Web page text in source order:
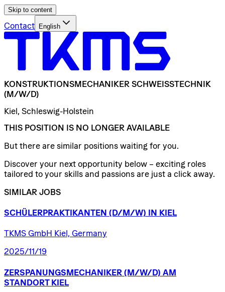
Skip to content
Contact English
KONSTRUKTIONSMECHANIKER SCHWEISSTECHNIK
(M/W/D)
Kiel, Schleswig-Holstein
THIS POSITION IS NO LONGER AVAILABLE
But there are similar positions waiting for you.
Discover your next opportunity below – exciting roles
tailored to your skills and passions are just a click away.
SIMILAR JOBS
SCHÜLERPRAKTIKANTEN (D/​M/​W) IN KIEL
TKMS GmbH Kiel, Germany
2025/11/19
ZERSPANUNGSMECHANIKER (M/W/D) AM
STANDORT KIEL